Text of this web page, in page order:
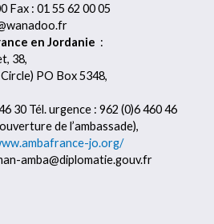
Fax : 01 55 62 00 05
en Jordanie :
38,
PO Box 5348,
30 Tél. urgence : 962 (0)6 460 46
de l’ambassade),
jo.org/
amba@diplomatie.gouv.fr